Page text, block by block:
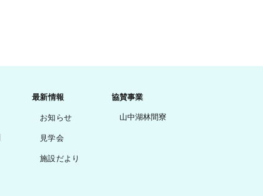
最新情報
お知らせ
見学会
施設だより
協賛事業
山中湖林間寮